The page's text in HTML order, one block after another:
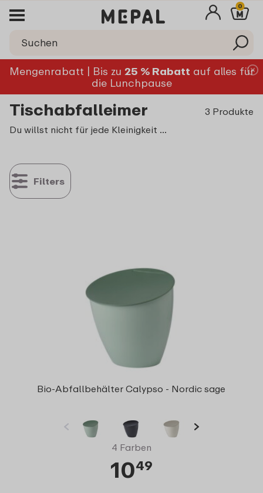
0
Mengenrabatt | Bis zu 25 % Rabatt auf alles für
die Lunchpause
Tischabfalleimer
3 Produkte
Du willst nicht für jede Kleinigkeit zum Mülleimer laufen. Kaffeepads, Schneidabfälle oder Kaffeefilter kannst du gleich vor Ort entsorgen.
Filters
Bio-Abfallbehälter Calypso - Nordic sage
4 Farben
1049